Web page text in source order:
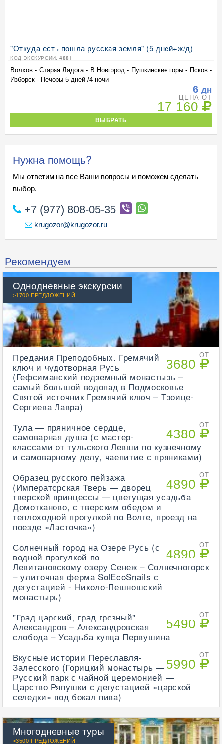
"Откуда есть пошла русская земля" (5 дней+ж/д)
КОД ЭКСКУРСИИ: 4881
Волхов - Старая Ладога - В.Новгород - Пушкинские горы - Псков -
Изборск - Печоры 5 дней /4 ночи
6 дн
ЦЕНА ОТ
17 160
ВЫБРАТЬ
Нужна помощь?
Мы ответим на все Ваши вопросы и поможем сделать
выбор.
+7 (977) 808-05-35
krugozor@krugozor.ru
Рекомендуем
Однодневные экскурсии
>1700 ПРЕДЛОЖЕНИЙ
ОТ
3680
Предания Преподобных. Гремячий
ключ и чудотворная Русь
(Гефсиманский подземный монастырь –
самый большой водопад в Подмосковье
Святой источник Гремячий ключ – Троице-
Сергиева Лавра)
ОТ
4380
Тула — пряничное сердце,
самоварная душа (с мастер-
классами от тульского Левши по кузнечному
и самоварному делу, чаепитие с пряниками)
ОТ
4890
Образец русского пейзажа
(Императорская Тверь — дворец
тверской принцессы — цветущая усадьба
Домотканово, с тверским обедом и
теплоходной прогулкой по Волге, проезд на
поезде «Ласточка»)
ОТ
4890
Солнечный город на Озере Русь (с
водной прогулкой по
Левитановскому озеру Сенеж – Солнечногорск
– улиточная ферма SolEcoSnails с
дегустацией - Николо-Пешношский
монастырь)
ОТ
5490
"Град царский, град грозный"
Александров – Александровская
слобода – Усадьба купца Первушина
ОТ
5990
Вкусные истории Переславля-
Залесского (Горицкий монастырь —
Русский парк с чайной церемонией —
Царство Ряпушки с дегустацией «царской
селедки» под бокал пива)
Многодневные туры
>3500 ПРЕДЛОЖЕНИЙ